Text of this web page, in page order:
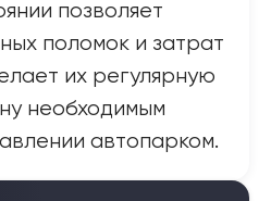
позволяет
поломок и затрат
их регулярную
необходимым
автопарком.